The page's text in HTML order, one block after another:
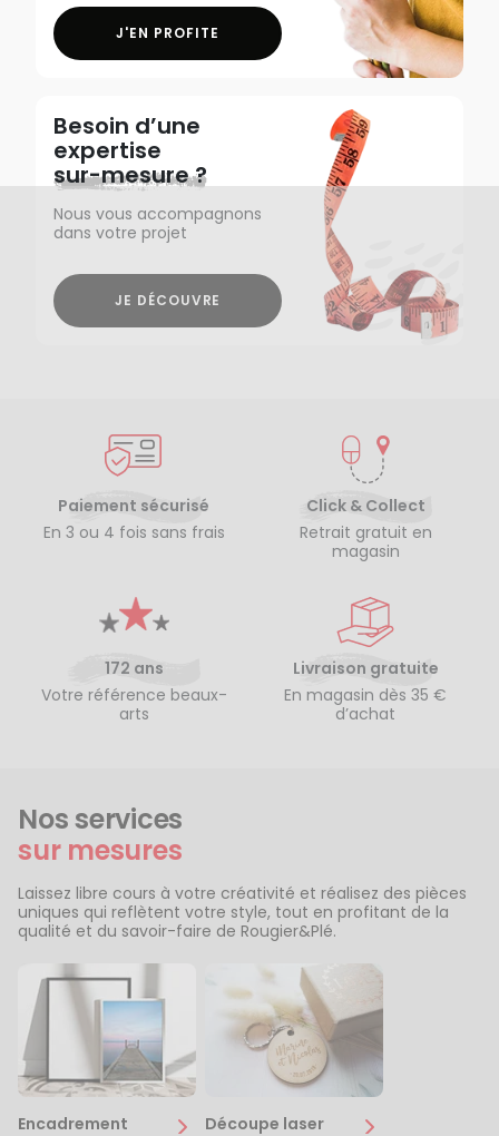
J'EN PROFITE
Besoin d’une
expertise
sur-mesure ?
Nous vous accompagnons
dans votre projet
JE DÉCOUVRE
Paiement sécurisé
En 3 ou 4 fois sans frais
Click & Collect
Retrait gratuit en
magasin
172 ans
Votre référence beaux-
arts
Livraison gratuite
En magasin dès 35 €
d’achat
Nos services
sur mesures
Laissez libre cours à votre créativité et réalisez des pièces
uniques qui reflètent votre style, tout en profitant de la
qualité et du savoir-faire de Rougier&Plé.
Encadrement Découpe laser